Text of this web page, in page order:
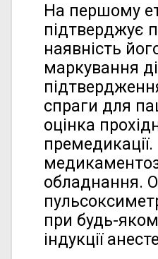
На першому
підтверджує
наявність
маркування
спраги для
оцінка
обладнання.
при будь-
індукції